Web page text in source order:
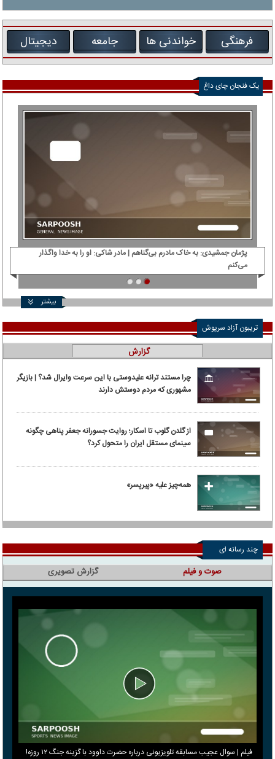
فرهنگی خواندنی ها جامعه دیجیتال
یک فنجان چای داغ
پژمان جمشیدی: ‌به خاک مادرم بی‌گناهم | مادر شاکی: او را به خدا واگذار
می‌کنم
بیشتر
تریبون آزاد سرپوش
گزارش
چرا مستند ترانه علیدوستی با این سرعت وایرال شد؟ | بازیگر
مشهوری که مردم دوستش دارند
از گلدن گلوب تا اسکار؛ روایت جسورانه جعفر پناهی چگونه
سینمای مستقل ایران را متحول کرد؟
همه‌چیز علیه «پیرپسر»
چند رسانه ای
صوت و فیلم
فیلم | سوال عجیب مسابقه تلویزیونی درباره حضرت داوود با گزینه جنگ ۱۲ روزه!
گزارش تصویری